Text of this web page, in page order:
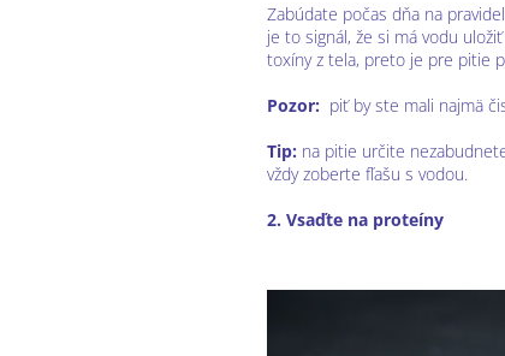
Zabúdate počas dňa na
je to signál, že si má vodu
toxíny z tela, preto je pre pitie
Pozor: piť by ste mali najmä
Tip: na pitie určite
vždy zoberte fľašu s vodou.
2. Vsaďte na proteíny